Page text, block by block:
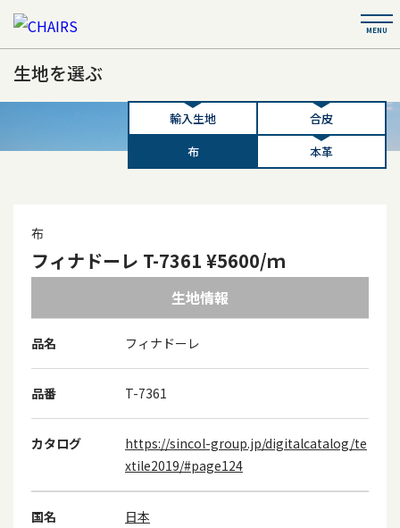
生地を選ぶ
輸入生地
合皮
布
本革
布
フィナドーレ T-7361 ¥5600/ｍ
生地情報
品名 フィナドーレ
品番 T-7361
カタログ
https://sincol-group.jp/digitalcatalog/te
xtile2019/#page124
国名 日本